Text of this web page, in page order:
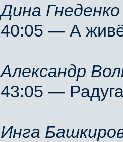
Дина
40:05 — А
Александр
43:05 —
Инга